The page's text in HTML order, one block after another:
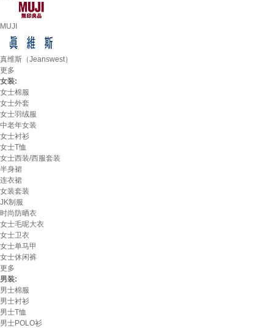
MUJI
真维斯（Jeanswest）
更多
女装:
女士棉服
女士外套
女士羽绒服
中老年女装
女士衬衫
女士T恤
女士西装/西服套装
半身裙
连衣裙
女装套装
JK制服
时尚防晒衣
女士毛呢大衣
女士卫衣
女士单马甲
女士休闲裤
更多
男装:
男士棉服
男士衬衫
男士T恤
男士POLO衫